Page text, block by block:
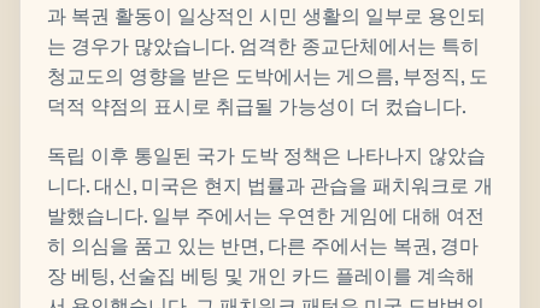
과 복권 활동이 일상적인 시민 생활의 일부로 용인되
는 경우가 많았습니다. 엄격한 종교단체에서는 특히
청교도의 영향을 받은 도박에서는 게으름, 부정직, 도
덕적 약점의 표시로 취급될 가능성이 더 컸습니다.
독립 이후 통일된 국가 도박 정책은 나타나지 않았습
니다. 대신, 미국은 현지 법률과 관습을 패치워크로 개
발했습니다. 일부 주에서는 우연한 게임에 대해 여전
히 의심을 품고 있는 반면, 다른 주에서는 복권, 경마
장 베팅, 선술집 베팅 및 개인 카드 플레이를 계속해